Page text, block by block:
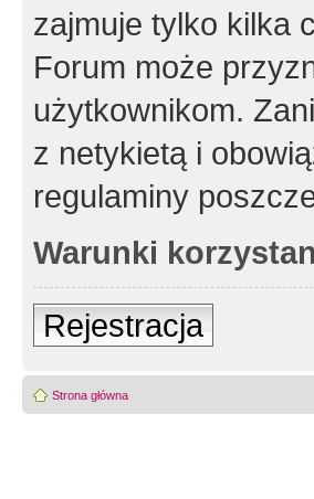
zajmuje tylko kilka
Forum może
użytkownikom.
z netykietą i
regulaminy
Warunki
Rejestracja
Strona główna